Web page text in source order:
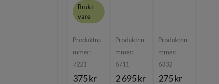
Brukt
vare
Produktnu
mmer:
7221
375 kr
Produktnu
mmer:
6711
2 695 kr
Produktnu
mmer:
6332
275 kr